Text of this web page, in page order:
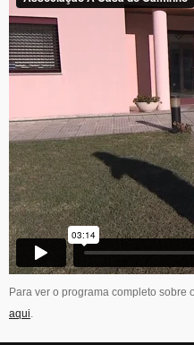
Para ver o programa completo sobre
aqui.